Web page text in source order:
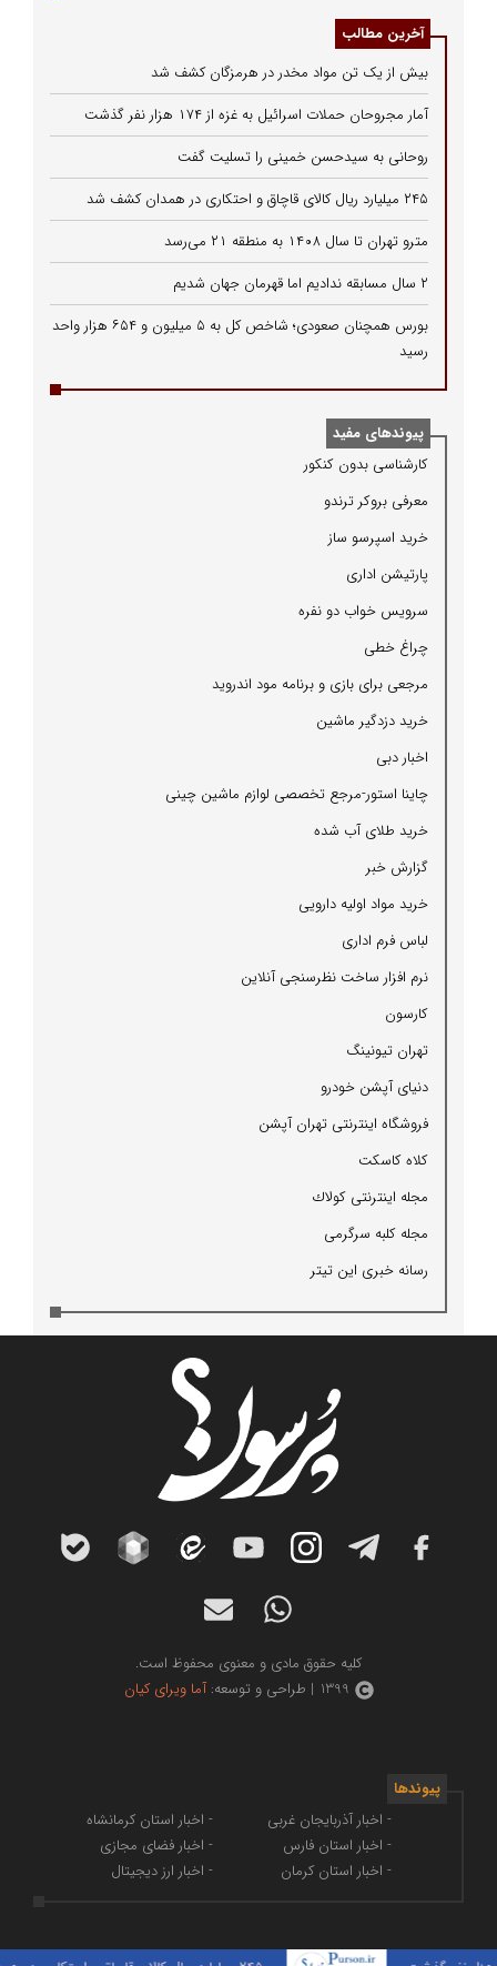
آخرین مطالب
بیش از یک تن مواد مخدر در هرمزگان کشف شد
آمار مجروحان حملات اسرائیل به غزه از ۱۷۴ هزار نفر گذشت
روحانی به سیدحسن خمینی را تسلیت گفت
۲۴۵ میلیارد ریال کالای قاچاق و احتکاری در همدان کشف شد
مترو تهران تا سال ۱۴۰۸ به منطقه ۲۱ می‌رسد
۲ سال مسابقه ندادیم اما قهرمان جهان شدیم
بورس همچنان صعودی؛ شاخص کل به ۵ میلیون و ۶۵۴ هزار واحد
رسید
پیوندهای مفید
كارشناسی بدون كنكور
معرفی بروكر ترندو
خرید اسپرسو ساز
پارتیشن اداری
سرویس خواب دو نفره
چراغ خطی
مرجعی برای بازی و برنامه مود اندروید
خرید دزدگیر ماشین
اخبار دبی
چاینا استور-مرجع تخصصی لوازم ماشین چینی
خرید طلای آب شده
گزارش خبر
خرید مواد اولیه دارویی
لباس فرم اداری
نرم افزار ساخت نظرسنجی آنلاین
كارسون
تهران تیونینگ
دنیای آپشن خودرو
فروشگاه اینترنتی تهران آپشن
كلاه كاسكت
مجله اینترنتی كولاك
مجله كلبه سرگرمی
رسانه خبری این تیتر
کلیه حقوق مادی و معنوی محفوظ است.
1399 | طراحی و توسعه:
آما ویرای کیان
پیوندها
- اخبار آذربایجان غربی
- اخبار استان فارس
- اخبار استان کرمان
- اخبار استان کرمانشاه
- اخبار فضای مجازی
- اخبار ارز دیجیتال